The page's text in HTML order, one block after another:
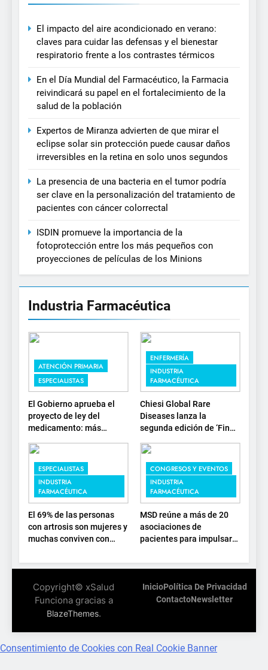
El impacto del aire acondicionado en verano:
claves para cuidar las defensas y el bienestar
respiratorio frente a los contrastes térmicos
En el Día Mundial del Farmacéutico, la Farmacia
reivindicará su papel en el fortalecimiento de la
salud de la población
Expertos de Miranza advierten de que mirar el
eclipse solar sin protección puede causar daños
irreversibles en la retina en solo unos segundos
La presencia de una bacteria en el tumor podría
ser clave en la personalización del tratamiento de
pacientes con cáncer colorrectal
ISDIN promueve la importancia de la
fotoprotección entre los más pequeños con
proyecciones de películas de los Minions
Industria Farmacéutica
ATENCIÓN PRIMARIA
ESPECIALISTAS
El Gobierno aprueba el
proyecto de ley del
medicamento: más
estratégica y
modernización para el
SNS
ENFERMERÍA
INDUSTRIA
FARMACÉUTICA
Chiesi Global Rare
Diseases lanza la
segunda edición de ‘Find
investigación en
enfermedades de
depósito lisosomal
ESPECIALISTAS
INDUSTRIA
FARMACÉUTICA
El 69% de las personas
con artrosis son mujeres y
muchas conviven con
los 50, en plena etapa
CONGRESOS Y EVENTOS
INDUSTRIA
FARMACÉUTICA
MSD reúne a más de 20
asociaciones de
pacientes para impulsar
presente y el futuro del
Copyright© xSalud
Funciona gracias a
BlazeThemes.
InicioPolítica De Privacidad
ContactoNewsletter
Consentimiento de Cookies con Real Cookie Banner